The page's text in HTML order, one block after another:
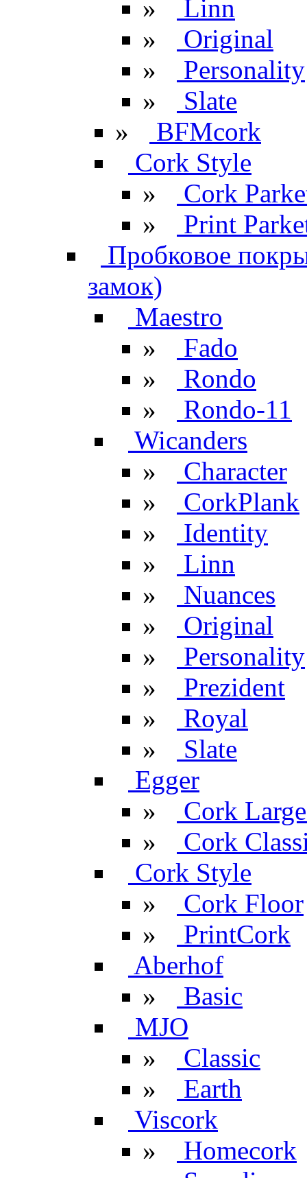
»
Linn
»
Original
»
Personality
»
Slate
»
BFMcork
Cork Style
»
Cork
»
Print
Пробковое
замок)
Maestro
»
Fado
»
Rondo
»
Rondo-11
Wicanders
»
Character
»
CorkPlank
»
Identity
»
Linn
»
Nuances
»
Original
»
Personality
»
Prezident
»
Royal
»
Slate
Egger
»
Cork
»
Cork
Cork Style
»
Cork Floor
»
PrintCork
Aberhof
»
Basic
MJO
»
Classic
»
Earth
Viscork
»
Homecork